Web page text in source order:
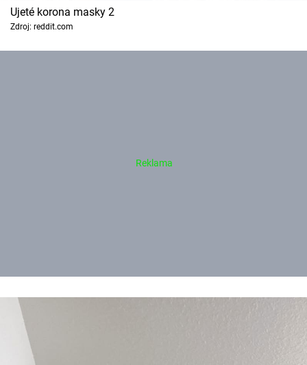
Ujeté korona masky 2
Zdroj: reddit.com